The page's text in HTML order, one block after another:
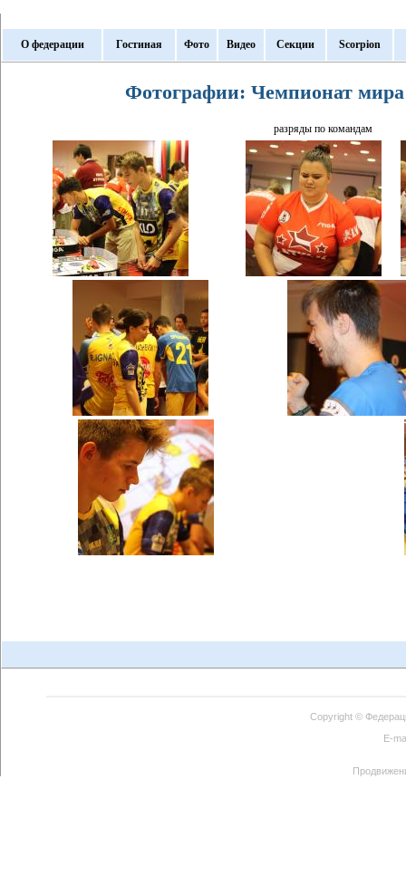
О федерации Гостиная Фото Видео Секции Scorpion
Фотографии: Чемпионат мира
разряды по командам
Copyright ©
E-